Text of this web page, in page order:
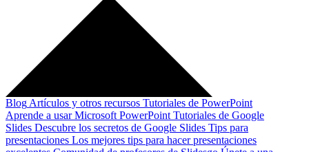
Blog Artículos y otros recursos Tutoriales de PowerPoint
Aprende a usar Microsoft PowerPoint Tutoriales de Google
Slides Descubre los secretos de Google Slides Tips para
presentaciones Los mejores tips para hacer presentaciones